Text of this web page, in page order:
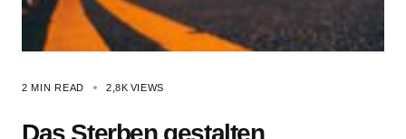
2 MIN READ 2,8K VIEWS
Das Sterben gestalten